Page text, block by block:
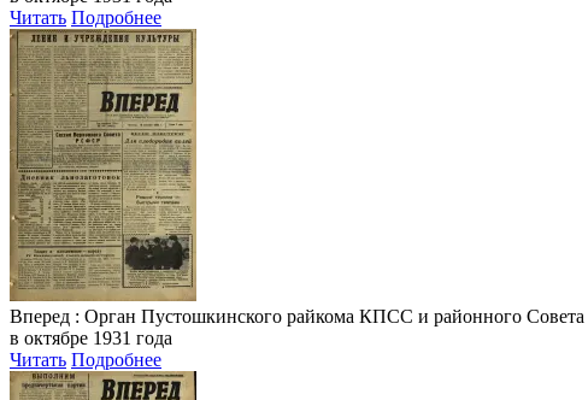
Читать Подробнее
Вперед : Орган Пустошкинского райкома КПСС и районного Совета
в октябре 1931 года
Читать Подробнее